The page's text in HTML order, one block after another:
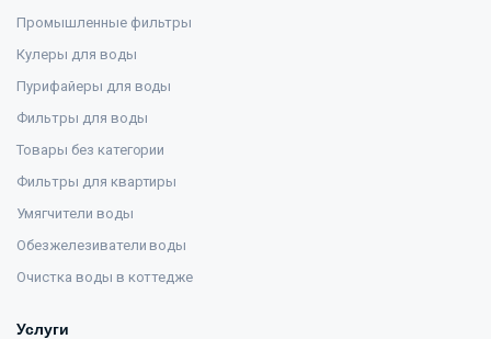
Промышленные фильтры
Кулеры для воды
Пурифайеры для воды
Фильтры для воды
Товары без категории
Фильтры для квартиры
Умягчители воды
Обезжелезиватели воды
Очистка воды в коттедже
Услуги